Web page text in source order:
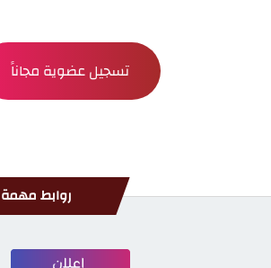
تسجيل عضوية مجاناً
روابط مهمة